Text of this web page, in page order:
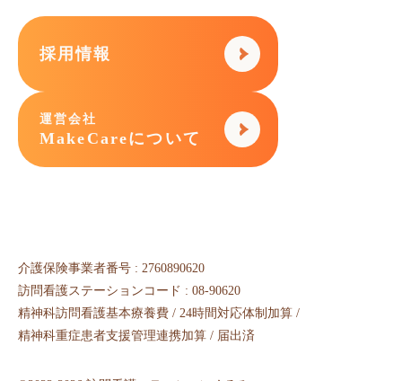
採用情報
運営会社
MakeCareについて
介護保険事業者番号 : 2760890620
訪問看護ステーションコード : 08-90620
精神科訪問看護基本療養費 / 24時間対応体制加算 /
精神科重症患者支援管理連携加算 / 届出済